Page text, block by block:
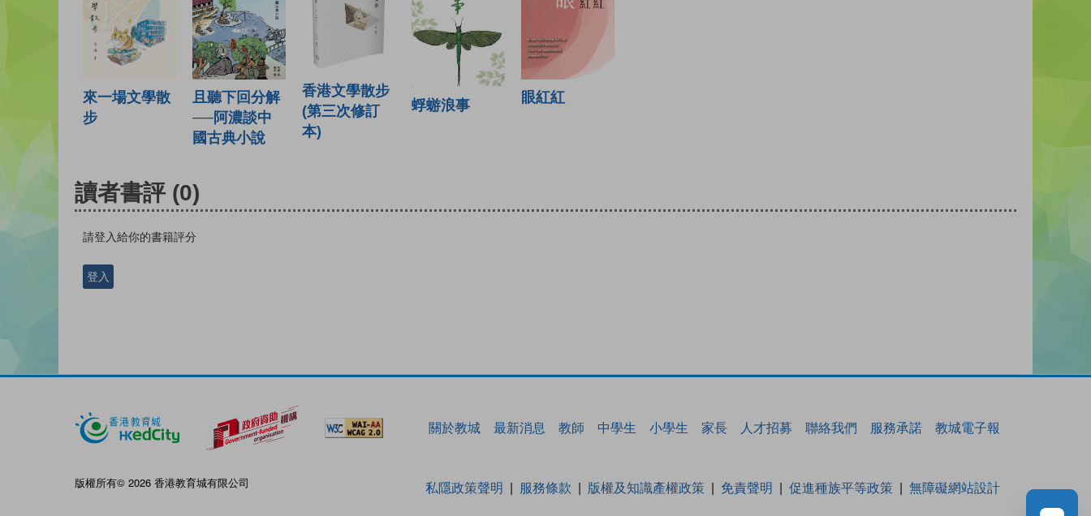
來一場文學散
步
且聽下回分解
──阿濃談中
國古典小說
香港文學散步
(第三次修訂
本)
蜉蝣浪事 眼紅紅
讀者書評 (0)
請登入給你的書籍評分
登入
關於教城 最新消息 教師 中學生 小學生 家長 人才招募 聯絡我們 服務承諾 教城電子報
版權所有© 2026 香港教育城有限公司 私隱政策聲明 服務條款 版權及知識產權政策 免責聲明 促進種族平等政策 無障礙網站設計